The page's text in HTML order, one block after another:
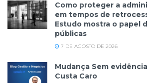
Como proteger a
em tempos de
Estudo mostra o papel
públicas
7 DE AGOSTO DE 2026
Mudança Sem
Custa Caro